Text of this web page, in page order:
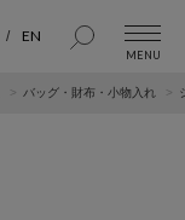
EN
バッグ・財布・小物入れ